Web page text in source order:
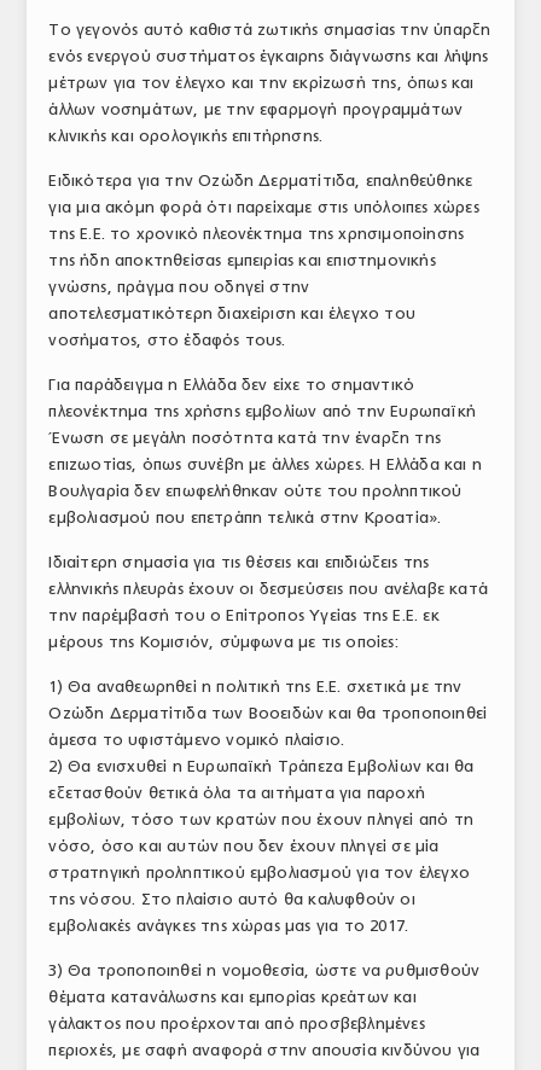
Το γεγονός αυτό καθιστά ζωτικής σημασίας την ύπαρξη
ενός ενεργού συστήματος έγκαιρης διάγνωσης και λήψης
μέτρων για τον έλεγχο και την εκρίζωσή της, όπως και
άλλων νοσημάτων, με την εφαρμογή προγραμμάτων
κλινικής και ορολογικής επιτήρησης.
Ειδικότερα για την Οζώδη Δερματίτιδα, επαληθεύθηκε
για μια ακόμη φορά ότι παρείχαμε στις υπόλοιπες χώρες
της Ε.Ε. το χρονικό πλεονέκτημα της χρησιμοποίησης
της ήδη αποκτηθείσας εμπειρίας και επιστημονικής
γνώσης, πράγμα που οδηγεί στην
αποτελεσματικότερη διαχείριση και έλεγχο του
νοσήματος, στο έδαφός τους.
Για παράδειγμα η Ελλάδα δεν είχε το σημαντικό
πλεονέκτημα της χρήσης εμβολίων από την Ευρωπαϊκή
Ένωση σε μεγάλη ποσότητα κατά την έναρξη της
επιζωοτίας, όπως συνέβη με άλλες χώρες. Η Ελλάδα και η
Βουλγαρία δεν επωφελήθηκαν ούτε του προληπτικού
εμβολιασμού που επετράπη τελικά στην Κροατία».
Ιδιαίτερη σημασία για τις θέσεις και επιδιώξεις της
ελληνικής πλευράς έχουν οι δεσμεύσεις που ανέλαβε κατά
την παρέμβασή του ο Επίτροπος Υγείας της Ε.Ε. εκ
μέρους της Κομισιόν, σύμφωνα με τις οποίες:
1) Θα αναθεωρηθεί η πολιτική της Ε.Ε. σχετικά με την
Οζώδη Δερματίτιδα των Βοοειδών και θα τροποποιηθεί
άμεσα το υφιστάμενο νομικό πλαίσιο.
2) Θα ενισχυθεί η Ευρωπαϊκή Τράπεζα Εμβολίων και θα
εξετασθούν θετικά όλα τα αιτήματα για παροχή
εμβολίων, τόσο των κρατών που έχουν πληγεί από τη
νόσο, όσο και αυτών που δεν έχουν πληγεί σε μία
στρατηγική προληπτικού εμβολιασμού για τον έλεγχο
της νόσου. Στο πλαίσιο αυτό θα καλυφθούν οι
εμβολιακές ανάγκες της χώρας μας για το 2017.
3) Θα τροποποιηθεί η νομοθεσία, ώστε να ρυθμισθούν
θέματα κατανάλωσης και εμπορίας κρεάτων και
γάλακτος που προέρχονται από προσβεβλημένες
περιοχές, με σαφή αναφορά στην απουσία κινδύνου για